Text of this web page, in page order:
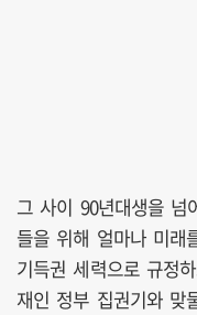
그 사이 90년대생을 넘
들을 위해 얼마나 미래
기득권 세력으로 규정
재인 정부 집권기와 맞